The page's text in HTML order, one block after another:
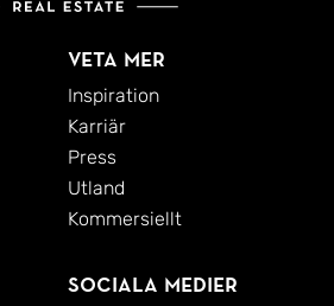
Veta mer
Inspiration
Karriär
Press
Utland
Kommersiellt
Sociala medier